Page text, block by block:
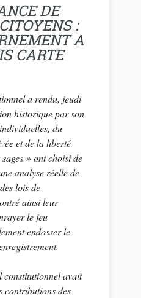
DE
:
A
CARTE
a rendu, jeudi
historique par son
du
de la liberté
» ont choisi de
analyse réelle de
lois de
ainsi leur
le jeu
endosser le
constitutionnel avait
contributions des